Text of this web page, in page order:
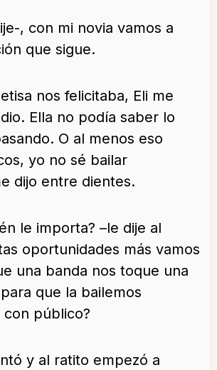
, con mi novia vamos a
que sigue.
nos felicitaba, Eli me
Ella no podía saber lo
O al menos eso
yo no sé bailar
dijo entre dientes.
le importa? –le dije al
oportunidades más vamos
una banda nos toque una
que la bailemos
con público?
y al ratito empezó a